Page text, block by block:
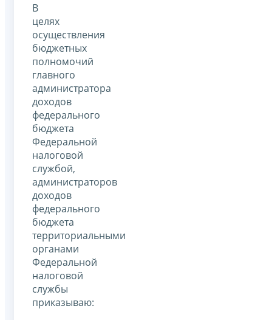
В
целях
осуществления
бюджетных
полномочий
главного
администратора
доходов
федерального
бюджета
Федеральной
налоговой
службой,
администраторов
доходов
федерального
бюджета
территориальными
органами
Федеральной
налоговой
службы
приказываю: